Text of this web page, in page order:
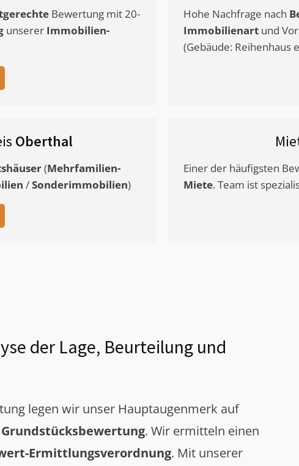
Bewertung mit 20-
unserer Immobilien-
Hohe Nachfrage nach
Immobilienart und
(Gebäude: Reihenhaus
Oberthal
(Mehrfamilien-
/Sonderimmobilien)
Einer der häufigsten
Miete. Team ist
der Lage, Beurteilung und
legen wir unser Hauptaugenmerk auf
Grundstücksbewertung. Wir ermitteln einen
Ermittlungsverordnung. Mit unserer